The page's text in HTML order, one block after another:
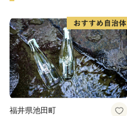
福井県池田町